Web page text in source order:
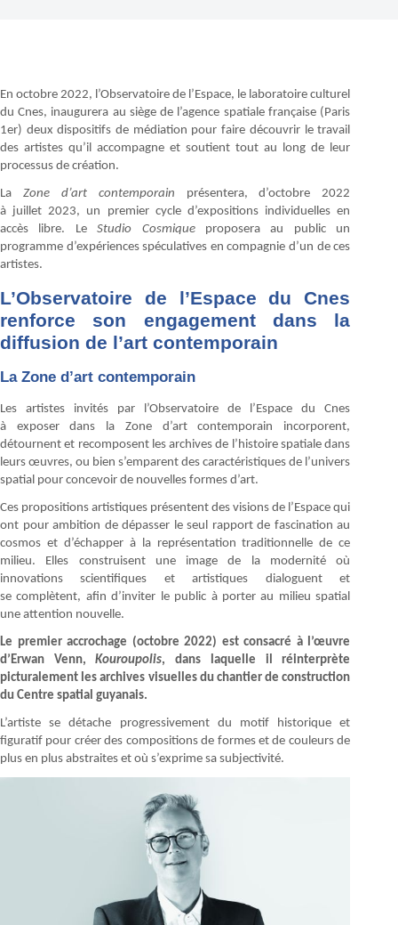
En octobre 2022, l’Observatoire de l’Espace, le laboratoire culturel
du Cnes, inaugurera au siège de l’agence spatiale française (Paris
1er) deux dispositifs de médiation pour faire découvrir le travail
des artistes qu’il accompagne et soutient tout au long de leur
processus de création.
La Zone d’art contemporain présentera, d’octobre 2022
à juillet 2023, un premier cycle d’expositions individuelles en
accès libre. LeStudio Cosmique proposera au public un
programme d’expériences spéculatives en compagnie d’un de ces
artistes.
L’Observatoire de l’Espace du Cnes
renforce son engagement dans la
diffusion de l’art contemporain
La Zone d’art contemporain
Les artistes invités par l’Observatoire de l’Espace du Cnes
à exposer dans la Zone d’art contemporain incorporent,
détournent et recomposent les archives de l’histoire spatiale dans
leurs œuvres, ou bien s’emparent des caractéristiques de l’univers
spatial pour concevoir de nouvelles formes d’art.
Ces propositions artistiques présentent des visions de l’Espace qui
ont pour ambition de dépasser le seul rapport de fascination au
cosmos et d’échapper à la représentation traditionnelle de ce
milieu. Elles construisent une image de la modernité où
innovations scientifiques et artistiques dialoguent et
se complètent, afin d’inviter le public à porter au milieu spatial
une attention nouvelle.
Le premier accrochage (octobre 2022) est consacré à l’œuvre
d’Erwan Venn,Kouroupolis, dans laquelle il réinterprète
picturalement les archives visuelles du chantier de construction
du Centre spatial guyanais.
L’artiste se détache progressivement du motif historique et
figuratif pour créer des compositions de formes et de couleurs de
plus en plus abstraites et où s’exprime sa subjectivité.